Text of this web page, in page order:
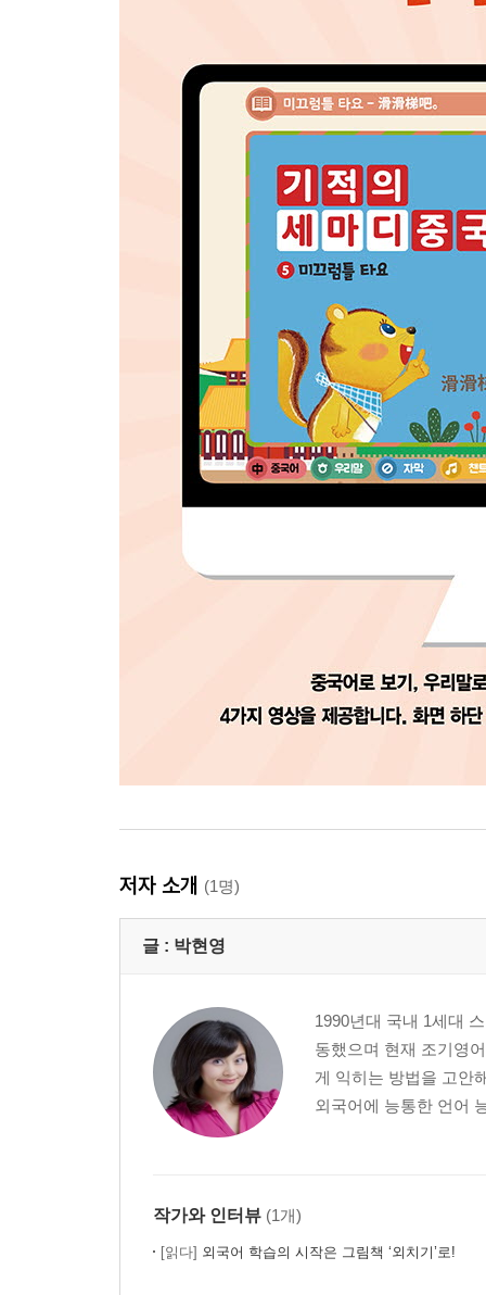
저자 소개 (1명)
글 : 박현영
1990년대 국내 1세대
동했으며 현재 조기영
게 익히는 방법을 고안
외국어에 능통한 언어
작가와 인터뷰 (1개)
[읽다] 외국어 학습의 시작은 그림책 ‘외치기’로!